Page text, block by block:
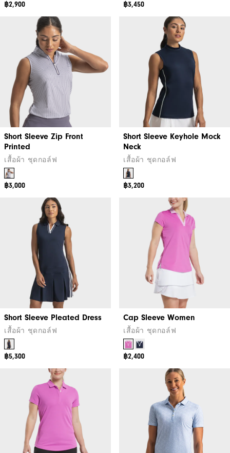
฿2,900 ฿3,450
Short Sleeve Zip Front
Printed
เสื้อผ้า ชุดกอล์ฟ
฿3,000
Short Sleeve Keyhole Mock
Neck
เสื้อผ้า ชุดกอล์ฟ
฿3,200
Short Sleeve Pleated Dress
เสื้อผ้า ชุดกอล์ฟ
฿5,300
Cap Sleeve Women
เสื้อผ้า ชุดกอล์ฟ
฿2,400